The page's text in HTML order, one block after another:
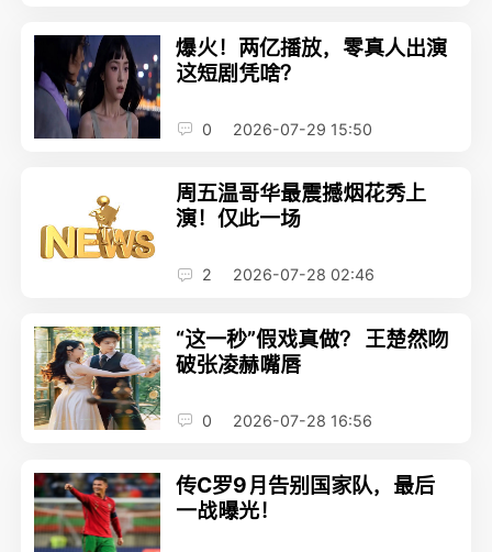
爆火！两亿播放，零真人出演
这短剧凭啥？
0 2026-07-29 15:50
周五温哥华最震撼烟花秀上
演！仅此一场
2 2026-07-28 02:46
“这一秒”假戏真做？ 王楚然吻
破张凌赫嘴唇
0 2026-07-28 16:56
传C罗9月告别国家队，最后
一战曝光！